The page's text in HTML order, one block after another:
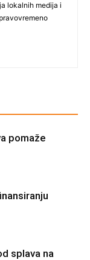
lokalnih medija i
pomaže
splava na